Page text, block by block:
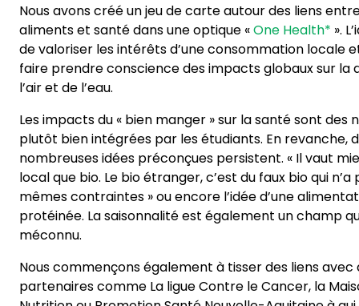
Nous avons créé un jeu de carte autour des liens
aliments et santé dans une optique «One Health* ».
de valoriser les intérêts d’une consommation locale
faire prendre conscience des impacts globaux sur la
l’air et de l’eau.
Les impacts du « bien manger » sur la santé sont des
plutôt bien intégrées par les étudiants. En revanche,
nombreuses idées préconçues persistent. « Il vaut
local que bio. Le bio étranger, c’est du faux bio qui n’a
mêmes contraintes » ou encore l’idée d’une
protéinée. La saisonnalité est également un champ
méconnu.
Nous commençons également à tisser des liens avec
partenaires comme La ligue Contre le Cancer, la